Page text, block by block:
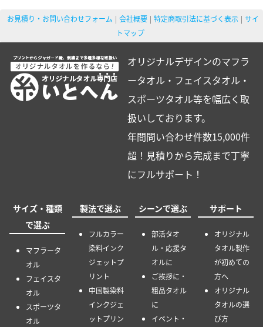
お見積り・お問い合わせフォーム 会社概要 特定商取引法に基づく表示
サイ
トマップ
オリジナルデザインのマフラ
ータオル・フェイスタオル・
スポーツタオル等を幅広く取
扱いしております。
年間問い合わせ件数15,000件
超！見積りから完成まで丁寧
にフルサポート！
サイズ・種類
で選ぶ
マフラータ
オル
フェイスタ
オル
スポーツタ
オル
製法で選ぶ
フルカラー
染料インク
ジェットプ
リント
中国製染料
インクジェ
ットプリン
シーンで選ぶ
部活タオ
ル・応援タ
オルに
ご挨拶に・
粗品タオル
に
イベント・
サポート
オリジナル
タオル製作
が初めての
方へ
オリジナル
タオルの選
び方